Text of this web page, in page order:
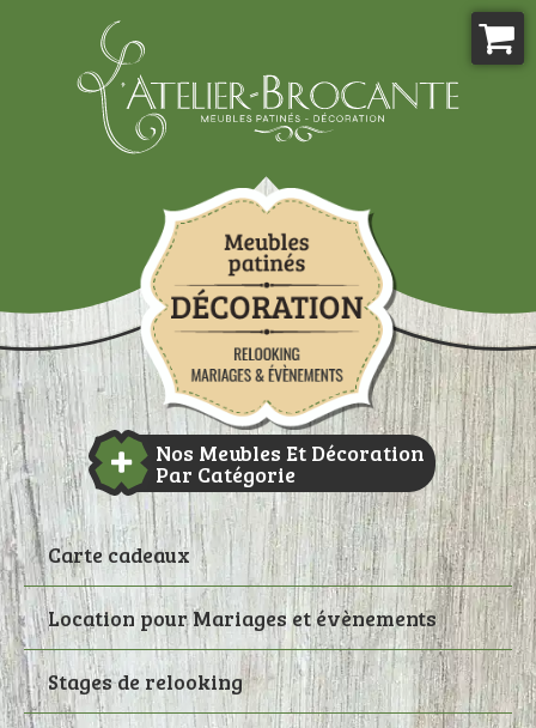
Nos Meubles Et Décoration
Par Catégorie
Carte cadeaux
Location pour Mariages et évènements
Stages de relooking